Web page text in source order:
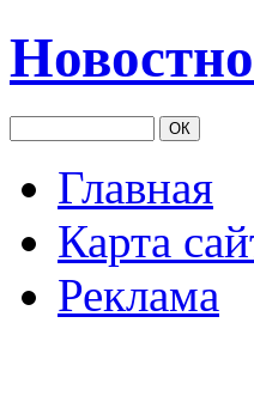
Главная
Карта
Реклама